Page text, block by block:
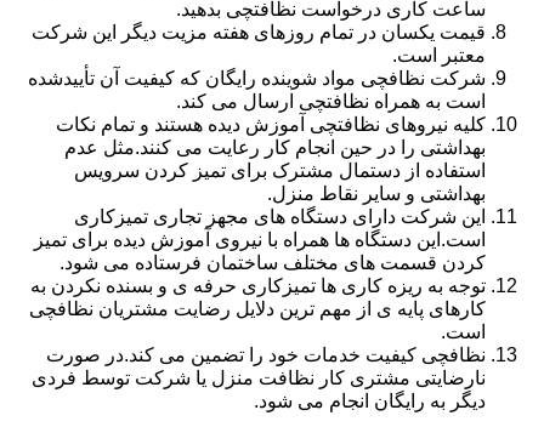
ساعت کاری درخواست نظافتچی بدهید.
قیمت یکسان در تمام روزهای هفته مزیت دیگر این شرکت
معتبر است.
شرکت نظافچی مواد شوینده رایگان که کیفیت آن تأییدشده
است به همراه نظافتچی ارسال می کند.
کلیه نیروهای نظافتچی آموزش دیده هستند و تمام نکات
بهداشتی را در حین انجام کار رعایت می کنند.مثل عدم
استفاده از دستمال مشترک برای تمیز کردن سرویس
بهداشتی و سایر نقاط منزل.
این شرکت دارای دستگاه های مجهز تجاری تمیزکاری
است.این دستگاه ها همراه با نیروی آموزش دیده برای تمیز
کردن قسمت های مختلف ساختمان فرستاده می شود.
توجه به ریزه کاری ها تمیزکاری حرفه ی و بسنده نکردن به
کارهای پایه ی از مهم ترین دلایل رضایت مشتریان نظافچی
است.
نظافچی کیفیت خدمات خود را تضمین می کند.در صورت
نارضایتی مشتری کار نظافت منزل یا شرکت توسط فردی
دیگر به رایگان انجام می شود.